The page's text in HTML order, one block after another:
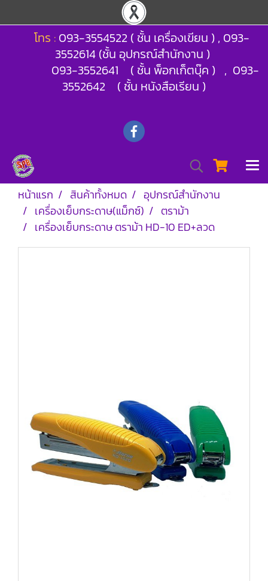
โทร : 093-3554522 ( ชั้น เครื่องเขียน ) , 093-
3552614 (ชั้น อุปกรณ์สำนักงาน )
093-3552641 ( ชั้น พ็อกเก็ตบุ๊ค ) , 093-
3552642 ( ชั้น หนังสือเรียน )
หน้าแรก สินค้าทั้งหมด
อุปกรณ์สำนักงาน
เครื่องเย็บกระดาษ(แม็กซ์)
ตราม้า
เครื่องเย็บกระดาษ ตราม้า HD-10 ED+ลวด